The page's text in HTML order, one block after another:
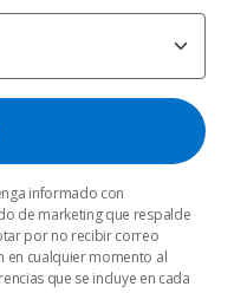
informado con
de marketing que respalde
por no recibir correo
en cualquier momento al
que se incluye en cada